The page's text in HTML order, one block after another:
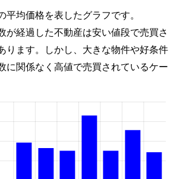
平均価格を表したグラフです。
が経過した不動産は安い値段で売買さ
ります。しかし、大きな物件や好条件
に関係なく高値で売買されているケー